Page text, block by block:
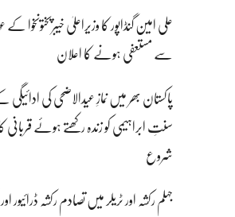
علی امین گنڈاپور کا وزیراعلیٰ خیبرپختونخوا
سے مستعفی ہونے کا اعلان
پاکستان بھر میں نمازِ عیدالاضحی کی ادائیگی
سنتِ ابراہیمی کو زندہ رکھتے ہوئے قربانی
شروع
جہلم رکشہ اور ٹریلر میں تصادم رکشہ ڈرائیور